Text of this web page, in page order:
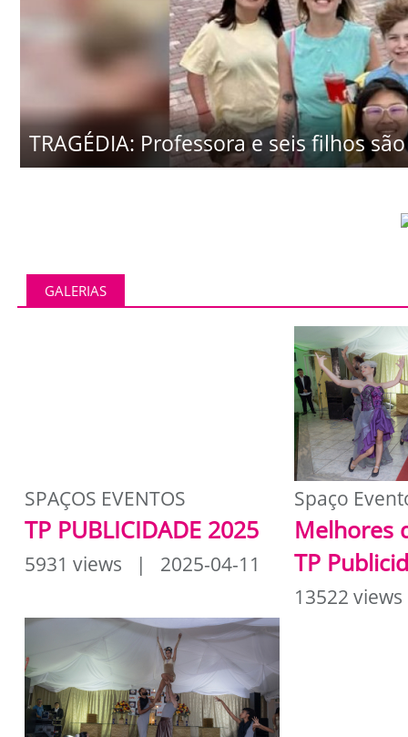
TRAGÉDIA: Professora e seis filhos
GALERIAS
SPAÇOS EVENTOS
TP PUBLICIDADE 2025
5931 views | 2025-04-11
Spaço
Melhores
TP
13522